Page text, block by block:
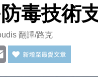
毒技術
翻譯/路克
Email